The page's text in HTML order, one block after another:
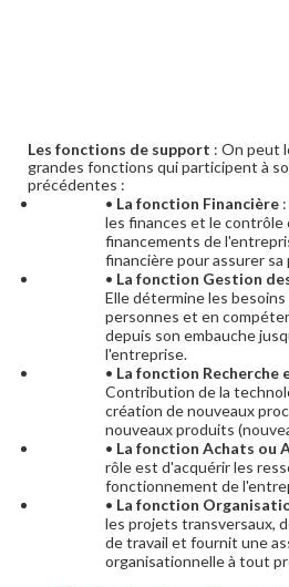
Les fonctions de support : On peut
grandes fonctions qui participent à
précédentes :
• La fonction Financière
les finances et le contrôle
financements de
financière pour assurer
• La fonction Gestion
Elle détermine les
personnes et en
depuis son embauche
l'entreprise.
• La fonction Recherche
Contribution de la
création de nouveaux
nouveaux produits
• La fonction Achats ou
rôle est d'acquérir les
fonctionnement de
• La fonction
les projets transversaux,
de travail et fournit une
organisationnelle à tout